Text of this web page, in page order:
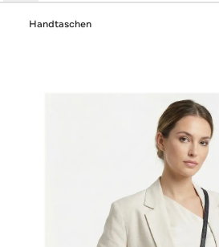
Handtaschen